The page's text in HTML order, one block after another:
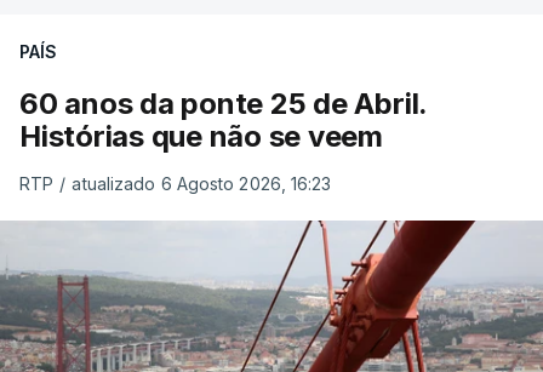
PAÍS
60 anos da ponte 25 de Abril.
Histórias que não se veem
RTP / atualizado 6 Agosto 2026, 16:23